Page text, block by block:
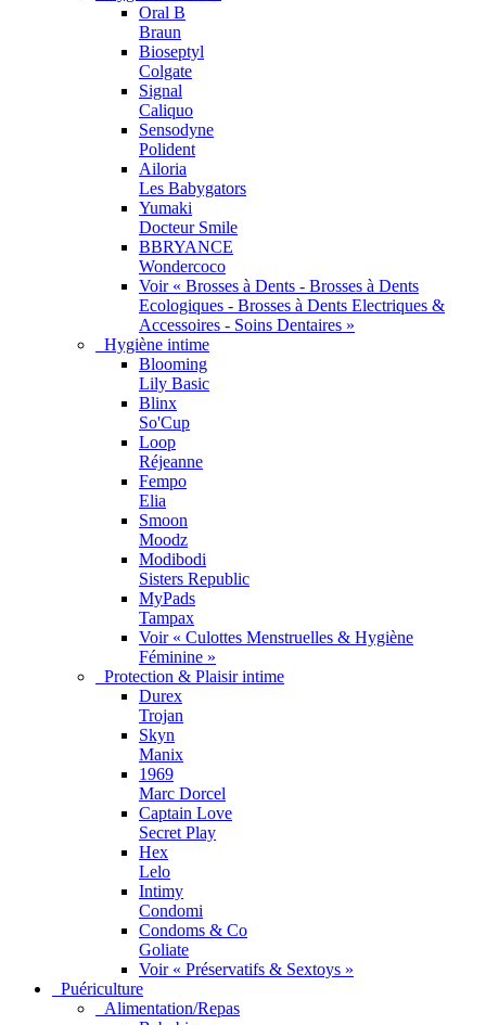
Oral B
Braun
Bioseptyl
Colgate
Signal
Caliquo
Sensodyne
Polident
Ailoria
Les Babygators
Yumaki
Docteur Smile
BBRYANCE
Wondercoco
Voir « Brosses à Dents - Brosses à Dents
Ecologiques - Brosses à Dents Electriques &
Accessoires - Soins Dentaires »
Hygiène intime
Blooming
Lily Basic
Blinx
So'Cup
Loop
Réjeanne
Fempo
Elia
Smoon
Moodz
Modibodi
Sisters Republic
MyPads
Tampax
Voir « Culottes Menstruelles & Hygiène
Féminine »
Protection & Plaisir intime
Durex
Trojan
Skyn
Manix
1969
Marc Dorcel
Captain Love
Secret Play
Hex
Lelo
Intimy
Condomi
Condoms & Co
Goliate
Voir « Préservatifs & Sextoys »
Puériculture
Alimentation/Repas